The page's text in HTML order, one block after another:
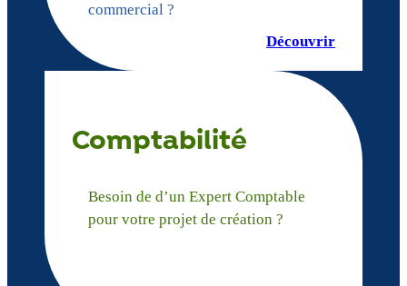
commercial ?
Découvrir
Comptabilité
Besoin de d’un Expert Comptable
pour votre projet de création ?